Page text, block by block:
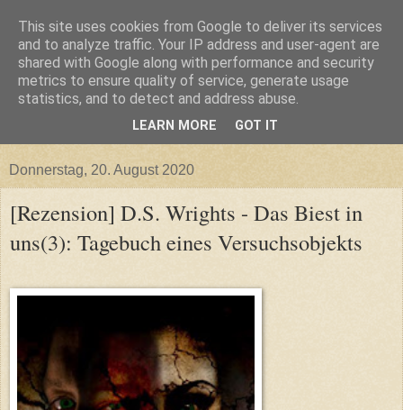
Donnerstag, 20. August 2020
[Rezension] D.S. Wrights - Das Biest in
uns(3): Tagebuch eines Versuchsobjekts
This site uses cookies from Google to deliver its services
and to analyze traffic. Your IP address and user-agent are
shared with Google along with performance and security
metrics to ensure quality of service, generate usage
statistics, and to detect and address abuse.
LEARN MORE GOT IT